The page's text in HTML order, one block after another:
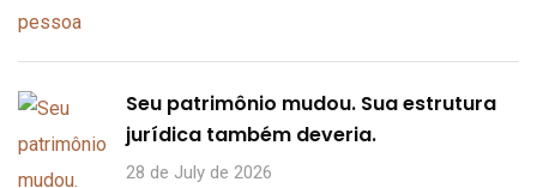
Seu patrimônio mudou. Sua estrutura
jurídica também deveria.
28 de July de 2026